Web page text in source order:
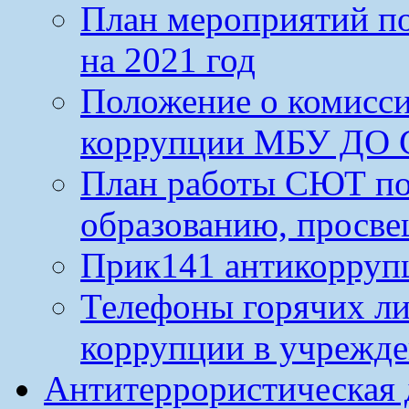
План мероприятий
на 2021 год
Положение о
коррупции МБУ ДО
План работы СЮТ
образованию,
Прик141
Телефоны горячих
коррупции в
Антитеррористическая